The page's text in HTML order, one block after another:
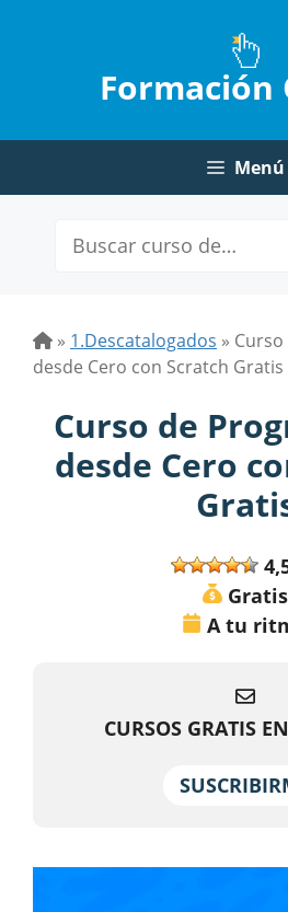
Formación
Menú
» 1.Descatalogados »
desde Cero con Scratch Gratis
Curso de
desde Cero
Gratis
A tu
CURSOS GRATIS